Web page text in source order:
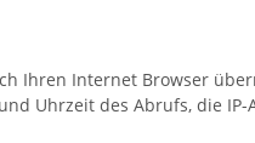
Ihren Internet Browser
Uhrzeit des Abrufs, die